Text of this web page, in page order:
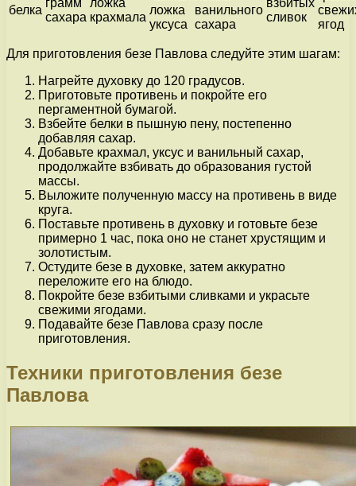
белка
сахара крахмала
ложка
уксуса
ванильного
сахара
сливок
ягод
Для приготовления безе Павлова следуйте этим шагам:
Нагрейте духовку до 120 градусов.
Приготовьте противень и покройте его
пергаментной бумагой.
Взбейте белки в пышную пену, постепенно
добавляя сахар.
Добавьте крахмал, уксус и ванильный сахар,
продолжайте взбивать до образования густой
массы.
Выложите полученную массу на противень в виде
круга.
Поставьте противень в духовку и готовьте безе
примерно 1 час, пока оно не станет хрустящим и
золотистым.
Остудите безе в духовке, затем аккуратно
переложите его на блюдо.
Покройте безе взбитыми сливками и украсьте
свежими ягодами.
Подавайте безе Павлова сразу после
приготовления.
Техники приготовления безе
Павлова